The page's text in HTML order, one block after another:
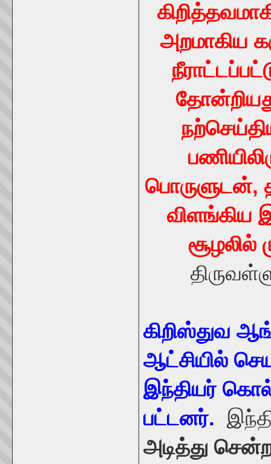
அறமாகிய
பொருளுடன்,
விளங்கிய
சூழலில்
கிறிஸ்துவ
ஆட்சியில்
இந்தியர்
பட்டனர்.
அடித்து